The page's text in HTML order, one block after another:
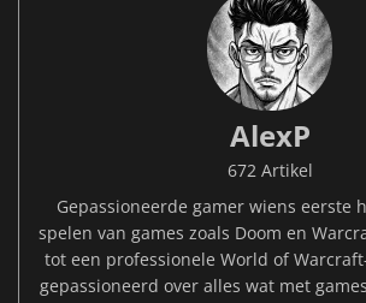
AlexP
672 Artikel
Gepassioneerde gamer wiens eerste
spelen van games zoals Doom en
tot een professionele World of
gepassioneerd over alles wat met